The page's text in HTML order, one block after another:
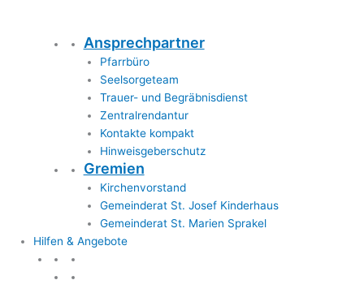
Ansprechpartner
Pfarrbüro
Seelsorgeteam
Trauer- und Begräbnisdienst
Zentralrendantur
Kontakte kompakt
Hinweisgeberschutz
Gremien
Kirchenvorstand
Gemeinderat St. Josef Kinderhaus
Gemeinderat St. Marien Sprakel
Hilfen & Angebote